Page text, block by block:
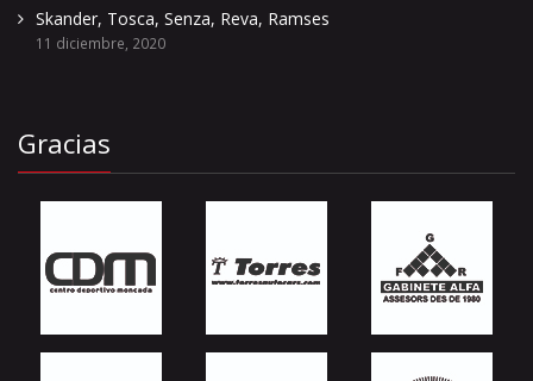
Skander, Tosca, Senza, Reva, Ramses
11 diciembre, 2020
Gracias